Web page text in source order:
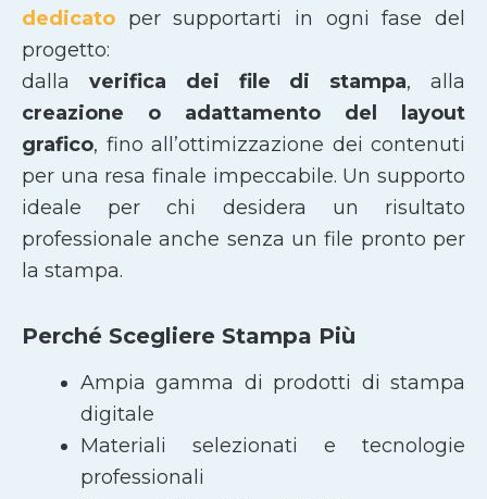
dedicato per supportarti in ogni fase del
progetto:
dalla verifica dei file di stampa, alla
creazione o adattamento del layout
grafico, fino all’ottimizzazione dei contenuti
per una resa finale impeccabile. Un supporto
ideale per chi desidera un risultato
professionale anche senza un file pronto per
la stampa.
Perché Scegliere Stampa Più
Ampia gamma di prodotti di stampa
digitale
Materiali selezionati e tecnologie
professionali